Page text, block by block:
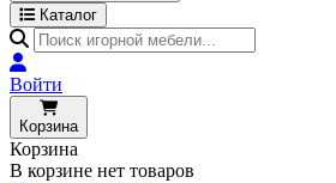
Каталог
Войти
Корзина
Корзина
В корзине нет товаров